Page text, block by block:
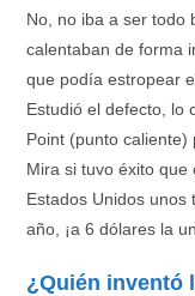
No, no iba a ser todo
calentaban de forma
que podía estropear
Estudió el defecto, lo
Point (punto caliente)
Mira si tuvo éxito que
Estados Unidos unos
año, ¡a 6 dólares la
¿Quién inventó